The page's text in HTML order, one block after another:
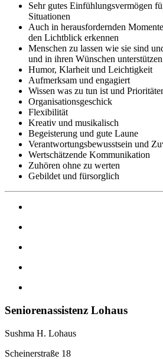
Sehr gutes Einfühlungsvermögen
Situationen
Auch in herausfordernden
den Lichtblick erkennen
Menschen zu lassen wie sie sind
und in ihren Wünschen unterstützen
Humor, Klarheit und Leichtigkeit
Aufmerksam und engagiert
Wissen was zu tun ist und
Organisationsgeschick
Flexibilität
Kreativ und musikalisch
Begeisterung und gute Laune
Verantwortungsbewusstsein und
Wertschätzende Kommunikation
Zuhören ohne zu werten
Gebildet und fürsorglich
Seniorenassistenz Lohaus
Sushma H. Lohaus
Scheinerstraße 18